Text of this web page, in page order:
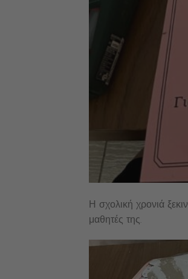
Η σχολική χρονιά
μαθητές της.